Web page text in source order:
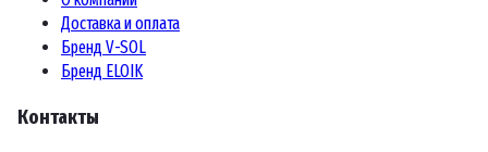
Доставка и оплата
Бренд V-SOL
Бренд ELOIK
Контакты